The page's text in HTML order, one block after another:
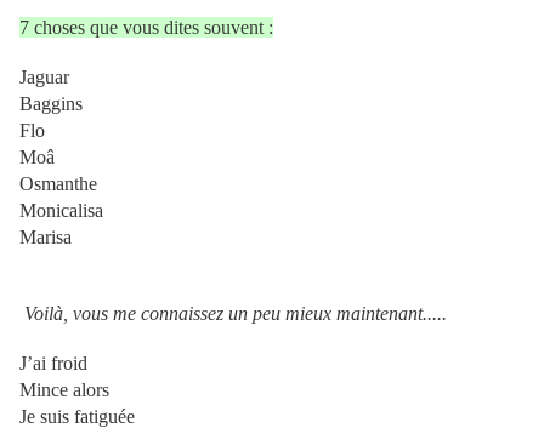
7 choses que vous dites souvent :
Jaguar
Baggins
Flo
Moâ
Osmanthe
Monicalisa
Marisa
Voilà, vous me connaissez un peu mieux maintenant.....
J’ai froid
Mince alors
Je suis fatiguée